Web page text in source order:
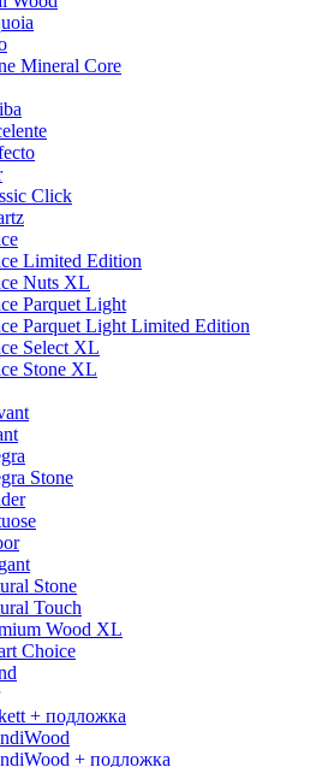
Mineral Core
Click
Limited Edition
Nuts XL
Parquet Light
Parquet Light Limited Edition
Select XL
Stone XL
Stone
Stone
Touch
Wood XL
Choice
+ подложка
+ подложка